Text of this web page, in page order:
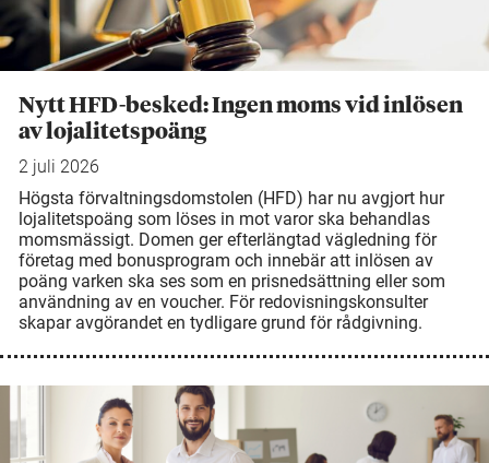
Nytt HFD-besked: Ingen moms vid inlösen
av lojalitetspoäng
2 juli 2026
Högsta förvaltningsdomstolen (HFD) har nu avgjort hur
lojalitetspoäng som löses in mot varor ska behandlas
momsmässigt. Domen ger efterlängtad vägledning för
företag med bonusprogram och innebär att inlösen av
poäng varken ska ses som en prisnedsättning eller som
användning av en voucher. För redovisningskonsulter
skapar avgörandet en tydligare grund för rådgivning.